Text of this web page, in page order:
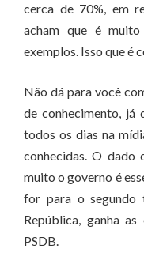
cerca de 70%, em
acham que é
exemplos. Isso que é
Não dá para você
de conhecimento, já
todos os dias na
conhecidas. O dado
muito o governo é
for para o segundo
República, ganha
PSDB.